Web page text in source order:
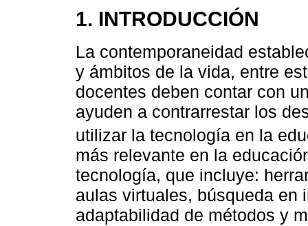
1. INTRODUCCIÓN
La contemporaneidad
y ámbitos de la vida, entre
docentes deben contar con
ayuden a contrarrestar los
utilizar la tecnología en la
más relevante en la
tecnología, que incluye:
aulas virtuales, búsqueda en
adaptabilidad de métodos y